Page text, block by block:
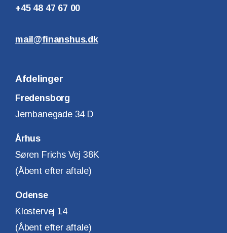
+45 48 47 67 00
mail@finanshus.dk
Afdelinger
Fredensborg
Jernbanegade 34 D
Århus
Søren Frichs Vej 38K
(Åbent efter aftale)
Odense
Klostervej 14
(Åbent efter aftale)